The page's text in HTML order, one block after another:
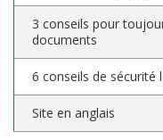
3 conseils pour
documents
6 conseils de sécurité
Site en anglais